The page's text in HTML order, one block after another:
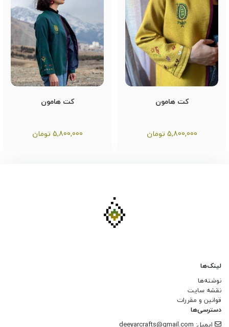
کت هامون
5,800,000 تومان
کت هامون
5,800,000 تومان
لینک‌ها
نوشته‌ها
نقشه سایت
قوانین و مقررات
دسترسی‌ها
ایمیل: deeyarcrafts@gmail.com